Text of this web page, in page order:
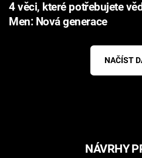
4 věci, které potřebujete
Men: Nová generace
NAČÍST
NÁVRHY